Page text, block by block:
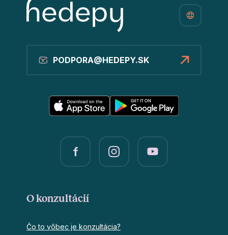
PODPORA@HEDEPY.SK
O konzultácií
Čo to vôbec je konzultácia?